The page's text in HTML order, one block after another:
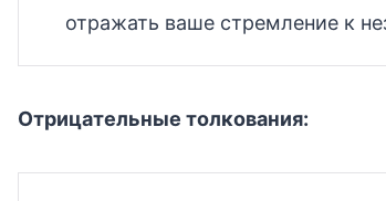
отражать ваше стремление к
Отрицательные толкования: